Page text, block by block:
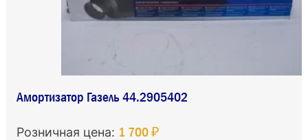
Амортизатор Газель 44.2905402
Розничная цена: 1 700 ₽